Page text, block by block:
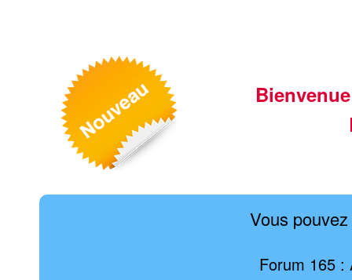
Vous
Forum 165 :